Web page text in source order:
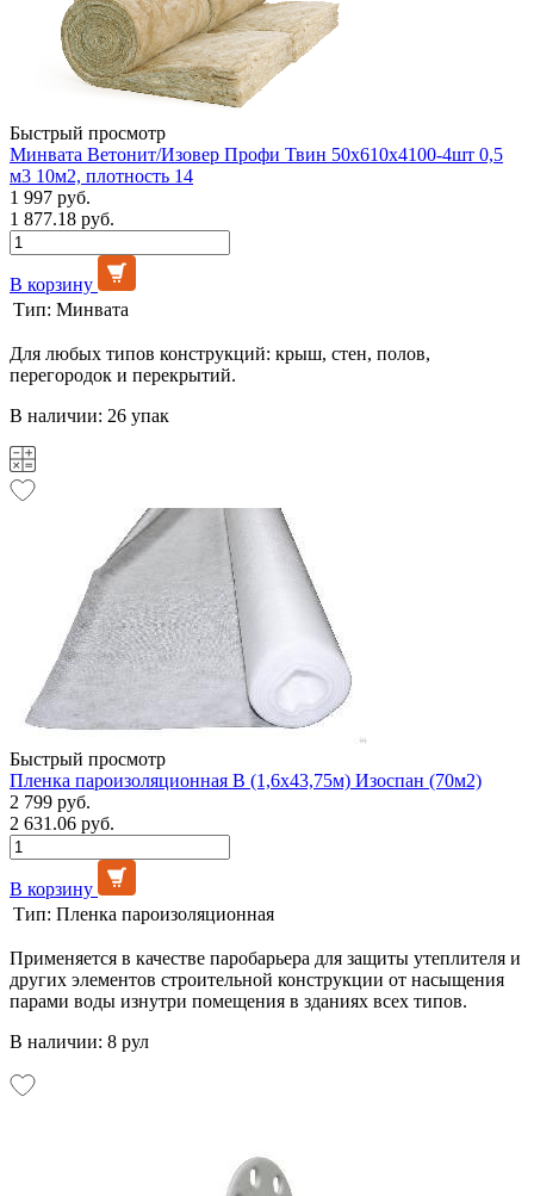
Быстрый просмотр
Минвата Ветонит/Изовер Профи Твин 50х610х4100-4шт 0,5
м3 10м2, плотность 14
1 997 руб.
1 877.18 руб.
В корзину
Тип: Минвата
Для любых типов конструкций: крыш, стен, полов,
перегородок и перекрытий.
В наличии: 26 упак
Быстрый просмотр
Пленка пароизоляционная B (1,6х43,75м) Изоспан (70м2)
2 799 руб.
2 631.06 руб.
В корзину
Тип: Пленка пароизоляционная
Применяется в качестве паробарьера для защиты утеплителя и
других элементов строительной конструкции от насыщения
парами воды изнутри помещения в зданиях всех типов.
В наличии: 8 рул